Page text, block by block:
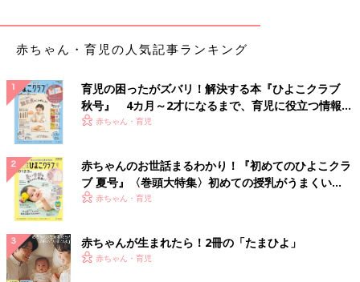
赤ちゃん・育児の人気記事ランキング
育児の困ったがズバリ！解決する本『ひよこクラブ
秋号』 4カ月～2才になるまで、育児に役立つ情報が
いっぱい！
赤ちゃん・育児
赤ちゃんのお世話まるわかり！『初めてのひよこクラ
ブ 夏号』〈巻頭大特集〉初めての授乳がうまくい
く！ おっぱい・ミルクの基本と夏のトラブル 解決テ
赤ちゃん・育児
赤ちゃんが生まれたら！2冊の「たまひよ」
赤ちゃん・育児